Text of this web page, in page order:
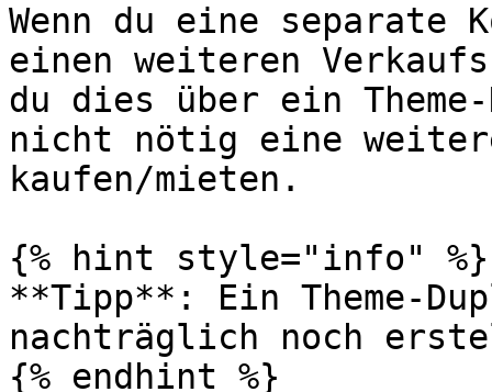
Wenn du eine
einen weiteren
du dies über ein
nicht nötig eine
kaufen/mieten.
{% hint style="info" %}
**Tipp**: Ein Theme-
nachträglich noch
{% endhint %}